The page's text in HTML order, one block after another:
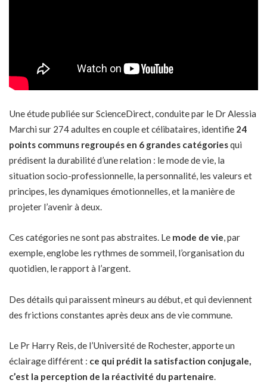
Une étude publiée sur ScienceDirect, conduite par le Dr Alessia
Marchi sur 274 adultes en couple et célibataires, identifie 24
points communs regroupés en 6 grandes catégoriesqui
prédisent la durabilité d’une relation : le mode de vie, la
situation socio-professionnelle, la personnalité, les valeurs et
principes, les dynamiques émotionnelles, et la manière de
projeter l’avenir à deux.
Ces catégories ne sont pas abstraites. Le mode de vie, par
exemple, englobe les rythmes de sommeil, l’organisation du
quotidien, le rapport à l’argent.
Des détails qui paraissent mineurs au début, et qui deviennent
des frictions constantes après deux ans de vie commune.
Le Pr Harry Reis, de l’Université de Rochester, apporte un
éclairage différent : ce qui prédit la satisfaction conjugale,
c’est la perception de la réactivité du partenaire.